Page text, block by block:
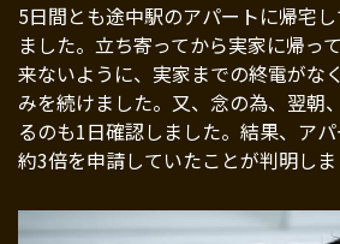
5日間とも途中駅のアパートに帰宅
ました。立ち寄ってから実家に帰っ
来ないように、実家までの終電がな
みを続けました。又、念の為、翌朝
るのも1日確認しました。結果、ア
約3倍を申請していたことが判明しま